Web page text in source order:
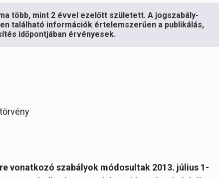
több, mint 2 évvel ezelőtt született. A jogszabály-
található információk értelemszerűen a publikálás,
időpontjában érvényesek.
vonatkozó szabályok módosultak 2013. július 1-